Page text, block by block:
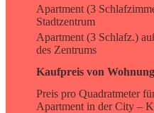
Apartment (3
Stadtzentrum
Apartment (3 Schlafz.)
des Zentrums
Kaufpreis von
Preis pro Quadratmeter
Apartment in der City –